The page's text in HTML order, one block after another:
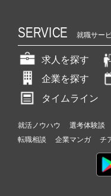
SERVICE 就職サー
求人を探す
企業を探す
タイムライン
就活ノウハウ 選考体験談
転職相談
企業マンガ チ